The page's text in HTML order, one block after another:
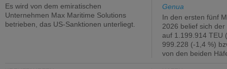
Es wird von dem emiratischen
Unternehmen Max Maritime Solutions
betrieben, das US-Sanktionen unterliegt.
Genua
In den ersten fünf
2026 belief sich
auf 1.199.914 TEU
999.228 (-1,4 %)
von den beiden